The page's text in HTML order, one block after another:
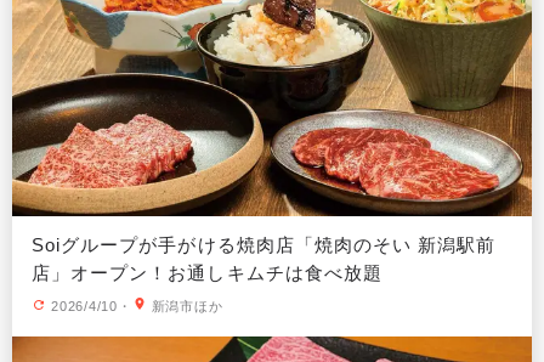
Soiグループが手がける焼肉店「焼肉のそい 新潟駅前
店」オープン！お通しキムチは食べ放題
2026/4/10 ・ 新潟市ほか